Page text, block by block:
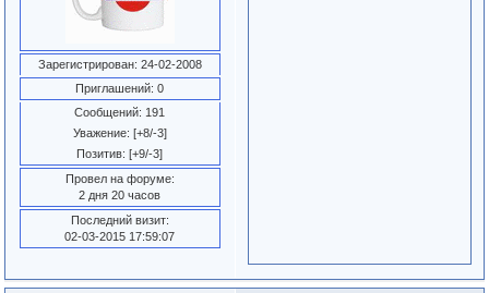
Зарегистрирован: 24-02-2008
Приглашений: 0
Сообщений: 191
Уважение: [+8/-3]
Позитив: [+9/-3]
Провел на форуме:
2 дня 20 часов
Последний визит:
02-03-2015 17:59:07